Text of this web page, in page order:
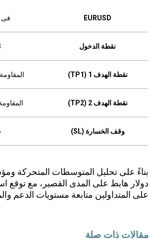
EURUSD فى
نقطة الدخول
نقطة الهدف 1 (TP1) المقاومة
نقطة الهدف 2 (TP2) المقاومة
وقف الخسارة (SL)
دولار هابط على المدى القصير، مع توقع
على المتداولين متابعة مستويات الدعم
مقالات ذات صلة